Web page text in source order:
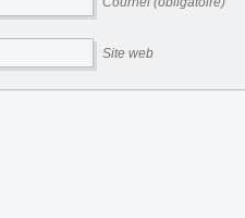
Site web